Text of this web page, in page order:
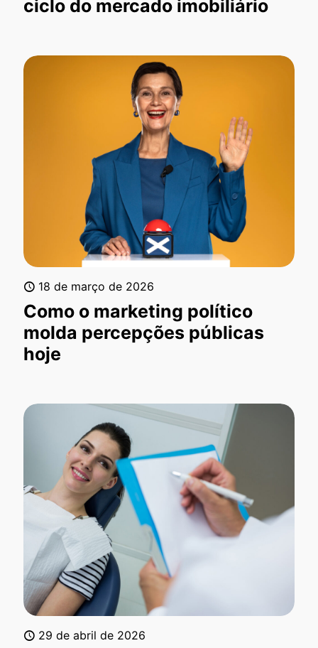
ciclo do mercado imobiliário
18 de março de 2026
Como o marketing político
molda percepções públicas
hoje
29 de abril de 2026